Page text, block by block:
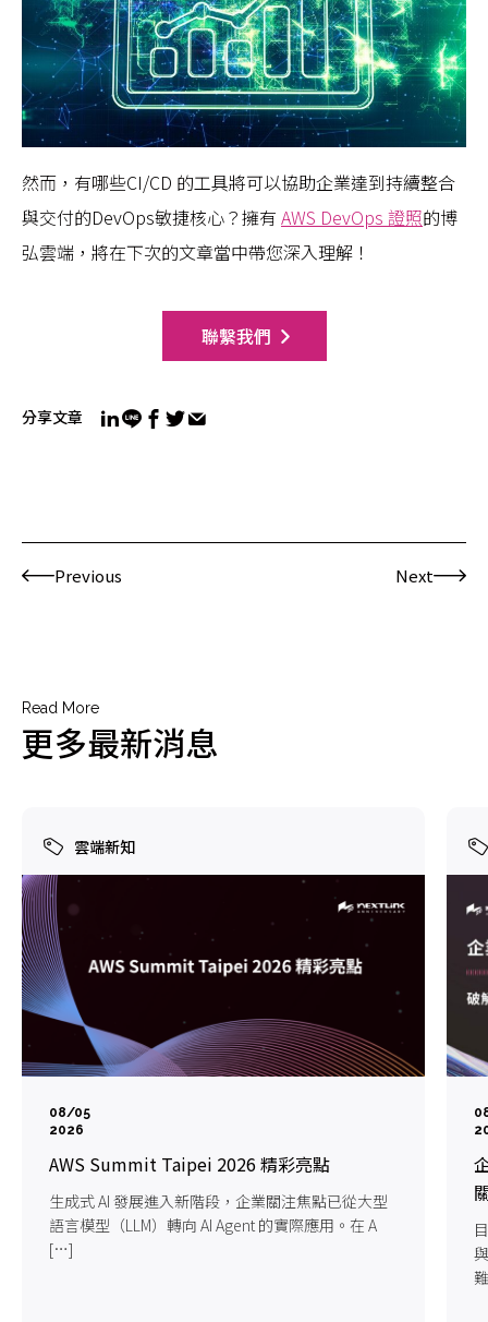
然而，有哪些CI/CD 的工具將可以協助企業達到持續整合
與交付的DevOps敏捷核心？擁有 AWS DevOps 證照的博
弘雲端，將在下次的文章當中帶您深入理解！
聯繫我們
分享文章
Previous Next
Read More
更多最新消息
雲端新知
08/05
2026
AWS Summit Taipei 2026 精彩亮點
生成式 AI 發展進入新階段，企業關注焦點已從大型
語言模型（LLM）轉向 AI Agent 的實際應用。在 A
[…]